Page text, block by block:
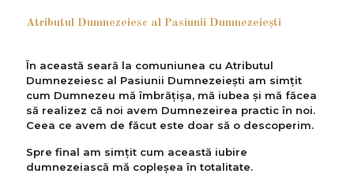
Atributul Dumnezeiesc al Pasiunii Dumnezeieşti
În această seară la comuniunea cu Atributul
Dumnezeiesc al Pasiunii Dumnezeieşti am simțit
cum Dumnezeu mă îmbrățișa, mă iubea şi mă făcea
să realizez că noi avem Dumnezeirea practic în noi.
Ceea ce avem de făcut este doar să o descoperim.
Spre final am simțit cum această iubire
dumnezeiască mă copleșea în totalitate.